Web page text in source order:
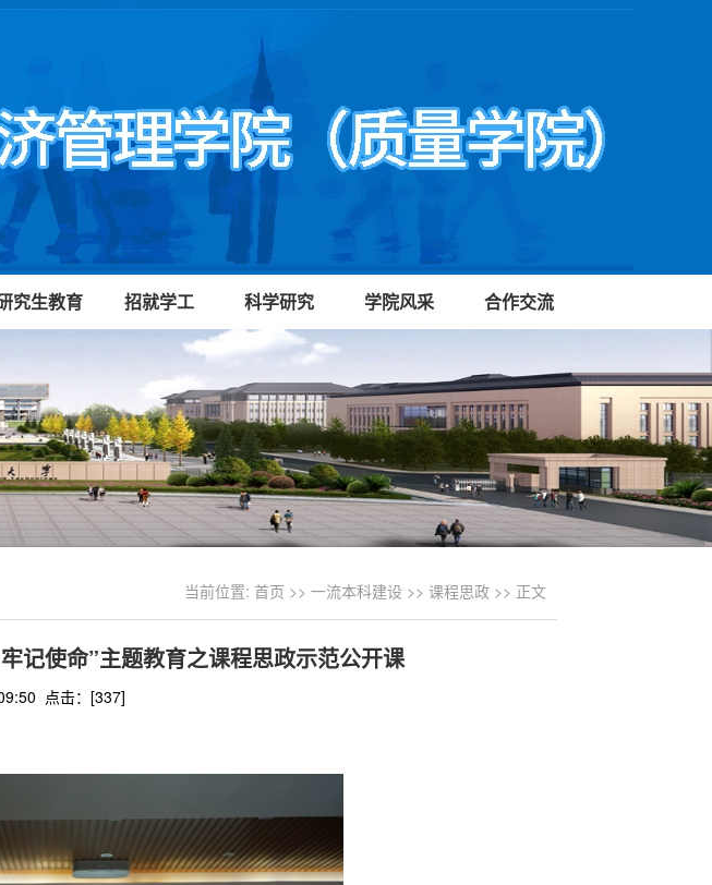
究生教育 招就学工 科学研究 学院风采 合作交流
当前位置: 首页 >> 一流本科建设 >> 课程思政 >> 正文
记使命”主题教育之课程思政示范公开课
点击：[337]